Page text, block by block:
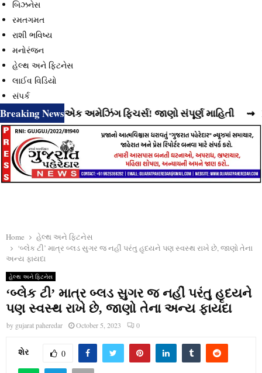
બિઝનેસ
રમતગમત
રાશી ભવિષ્ય
મનોરંજન
હેલ્થ અને ફિટનેસ
લાઈવ વિડિયો
સંપર્ક
Breaking News
છે વધુ એક અમેઝિંગ ફિચર્સ! જાણો સંપૂર્ણ માહિતી ⇝
Home
હેલ્થ અને ફિટનેસ
‘બ્લેક ટી’ માત્ર બ્લડ સુગર જ નહીં પરંતુ હૃદયને પણ સ્વસ્થ રાખે છે, જાણો તેના
અન્ય ફાયદા
હેલ્થ અને ફિટનેસ
‘બ્લેક ટી’ માત્ર બ્લડ સુગર જ નહીં પરંતુ હૃદયને
પણ સ્વસ્થ રાખે છે, જાણો તેના અન્ય ફાયદા
by gujarat paheredar October 5, 2023 0
શેર 0